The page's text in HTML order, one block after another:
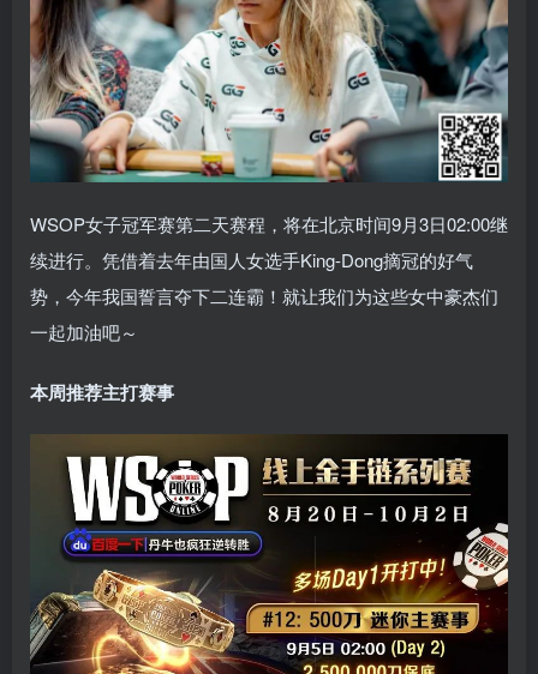
WSOP女子冠军赛第二天赛程，将在北京时间9月3日02:00继
续进行。凭借着去年由国人女选手King-Dong摘冠的好气
势，今年我国誓言夺下二连霸！就让我们为这些女中豪杰们
一起加油吧～
本周推荐主打赛事